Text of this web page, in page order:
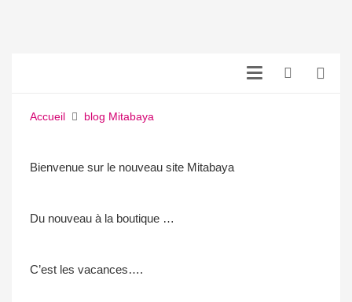
Accueil blog Mitabaya
Bienvenue sur le nouveau site Mitabaya
Du nouveau à la boutique …
C’est les vacances….